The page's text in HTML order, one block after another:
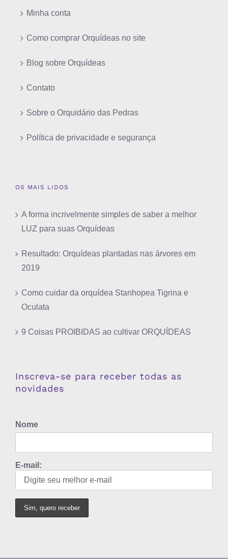
Minha conta
Como comprar Orquídeas no site
Blog sobre Orquídeas
Contato
Sobre o Orquidário das Pedras
Política de privacidade e segurança
OS MAIS LIDOS
A forma incrivelmente simples de saber a melhor
LUZ para suas Orquídeas
Resultado: Orquídeas plantadas nas árvores em
2019
Como cuidar da orquídea Stanhopea Tigrina e
Oculata
9 Coisas PROIBIDAS ao cultivar ORQUÍDEAS
Inscreva-se para receber todas as
novidades
Nome
E-mail: